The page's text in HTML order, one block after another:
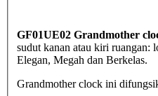
GF01UE02 Grandmother
sudut kanan atau kiri ruangan:
Elegan, Megah dan Berkelas.
Grandmother clock ini